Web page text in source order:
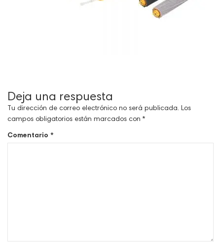
Deja una respuesta
Tu dirección de correo electrónico no será publicada. Los
campos obligatorios están marcados con *
Comentario *